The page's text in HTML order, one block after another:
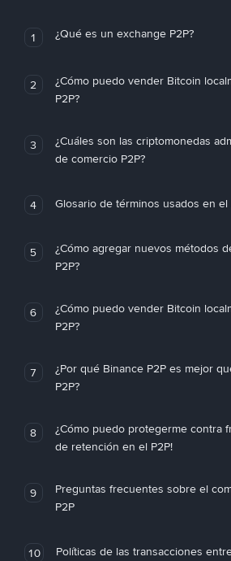
1 ¿Qué es un exchange P2P?
2
¿Cómo puedo vender Bitcoin
P2P?
3
¿Cuáles son las criptomonedas
de comercio P2P?
4 Glosario de términos usados en el
5
¿Cómo agregar nuevos métodos
P2P?
6
¿Cómo puedo vender Bitcoin
P2P?
7
¿Por qué Binance P2P es mejor
P2P?
8
¿Cómo puedo protegerme contra
de retención en el P2P!
9
Preguntas frecuentes sobre el
P2P
10 Políticas de las transacciones